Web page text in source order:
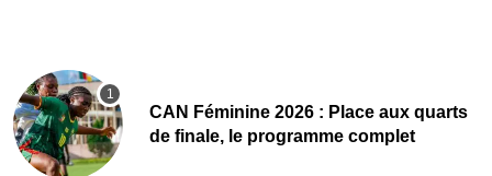
CAN Féminine 2026 : Place aux quarts
de finale, le programme complet